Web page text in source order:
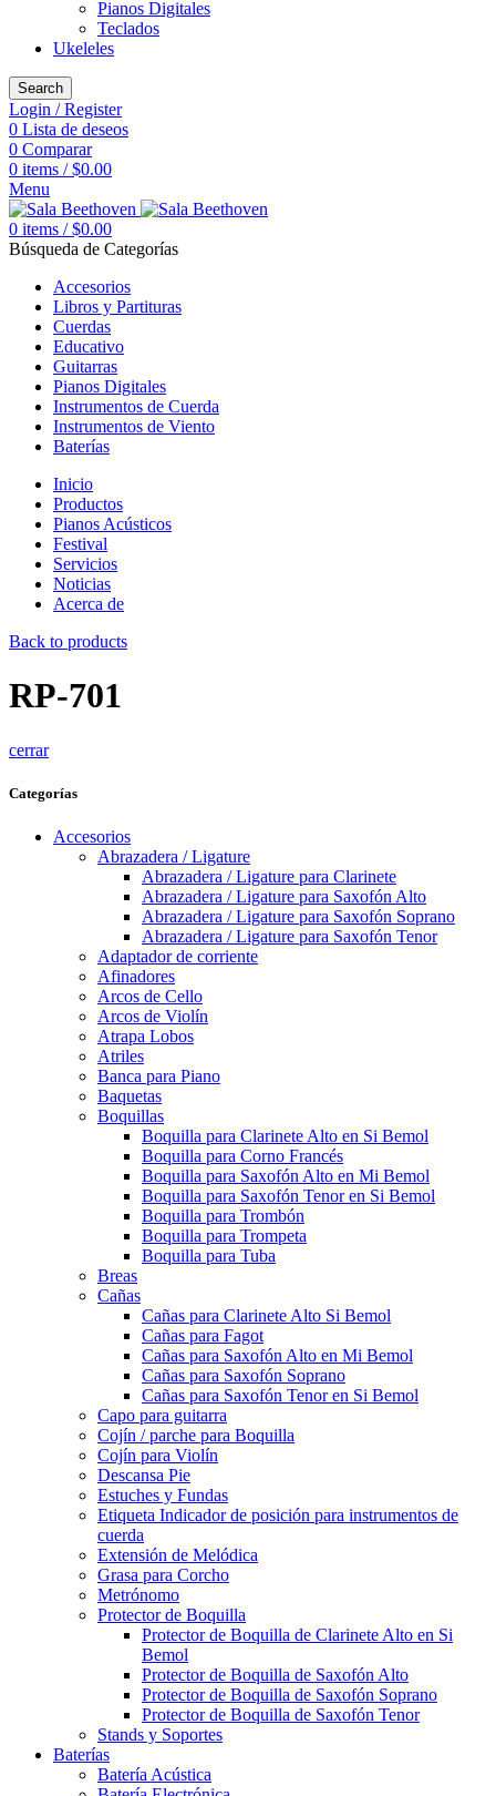
Pianos Digitales
Teclados
Ukeleles
Search
Login / Register
0 Lista de deseos
0 Comparar
0 items / $0.00
Menu
0 items / $0.00
Búsqueda de Categorías
Accesorios
Libros y Partituras
Cuerdas
Educativo
Guitarras
Pianos Digitales
Instrumentos de Cuerda
Instrumentos de Viento
Baterías
Inicio
Productos
Pianos Acústicos
Festival
Servicios
Noticias
Acerca de
Back to products
RP-701
cerrar
Categorías
Accesorios
Abrazadera / Ligature
Abrazadera / Ligature para Clarinete
Abrazadera / Ligature para Saxofón Alto
Abrazadera / Ligature para Saxofón Soprano
Abrazadera / Ligature para Saxofón Tenor
Adaptador de corriente
Afinadores
Arcos de Cello
Arcos de Violín
Atrapa Lobos
Atriles
Banca para Piano
Baquetas
Boquillas
Boquilla para Clarinete Alto en Si Bemol
Boquilla para Corno Francés
Boquilla para Saxofón Alto en Mi Bemol
Boquilla para Saxofón Tenor en Si Bemol
Boquilla para Trombón
Boquilla para Trompeta
Boquilla para Tuba
Breas
Cañas
Cañas para Clarinete Alto Si Bemol
Cañas para Fagot
Cañas para Saxofón Alto en Mi Bemol
Cañas para Saxofón Soprano
Cañas para Saxofón Tenor en Si Bemol
Capo para guitarra
Cojín / parche para Boquilla
Cojín para Violín
Descansa Pie
Estuches y Fundas
Etiqueta Indicador de posición para instrumentos de
cuerda
Extensión de Melódica
Grasa para Corcho
Metrónomo
Protector de Boquilla
Protector de Boquilla de Clarinete Alto en Si
Bemol
Protector de Boquilla de Saxofón Alto
Protector de Boquilla de Saxofón Soprano
Protector de Boquilla de Saxofón Tenor
Stands y Soportes
Baterías
Batería Acústica